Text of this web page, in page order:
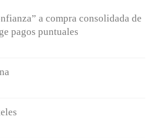
a compra consolidada de
pagos puntuales